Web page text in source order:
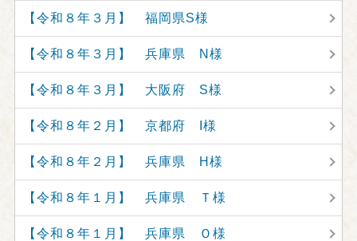
【令和８年３月】 福岡県S様
【令和８年３月】 兵庫県 N様
【令和８年３月】 大阪府 S様
【令和８年２月】 京都府 I様
【令和８年２月】 兵庫県 H様
【令和８年１月】 兵庫県 Ｔ様
【令和８年１月】 兵庫県 Ｏ様